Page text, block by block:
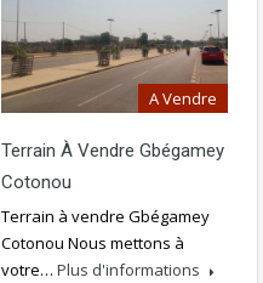
A Vendre
Terrain À Vendre Gbégamey
Cotonou
Terrain à vendre Gbégamey
Cotonou Nous mettons à
votre… Plus d'informations